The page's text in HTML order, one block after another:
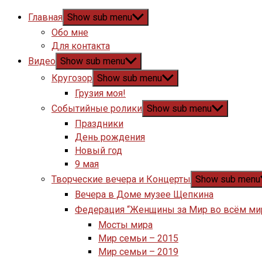
Главная Show sub menu
Обо мне
Для контакта
Видео Show sub menu
Кругозор Show sub menu
Грузия моя!
Событийные ролики Show sub menu
Праздники
День рождения
Новый год
9 мая
Творческие вечера и Концерты Show sub menu
Вечера в Доме музее Щепкина
Федерация “Женщины за Мир во всём
Мосты мира
Мир семьи – 2015
Мир семьи – 2019